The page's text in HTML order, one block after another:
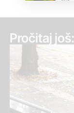
Pročitaj još: